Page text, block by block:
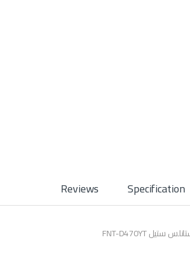
Specification
Reviews